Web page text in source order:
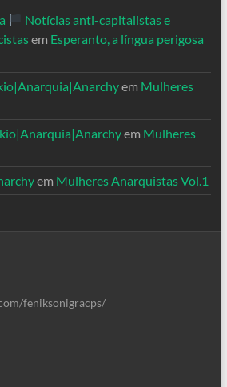
Notícias anti-capitalistas e
em Esperanto, a língua perigosa
em Mulheres
em Mulheres
em Mulheres Anarquistas Vol.1
feniksonigracps/